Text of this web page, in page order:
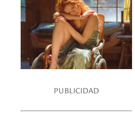
PUBLICIDAD